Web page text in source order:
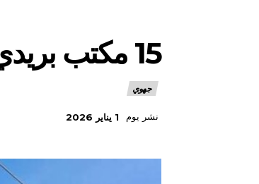
15 مكتب بريدي بوهران يفتح استثناء الجمعة
جهوي
نشر يوم 1 يناير 2026